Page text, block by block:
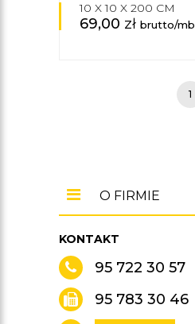
10 X 10 X 200 CM
69,00 zł brutto/mb
1
KONTAKT
95 722 30 57
95 783 30 46
O FIRMIE